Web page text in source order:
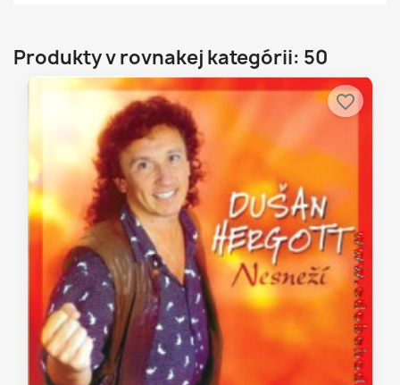
Produkty v rovnakej kategórii: 50
favorite_border